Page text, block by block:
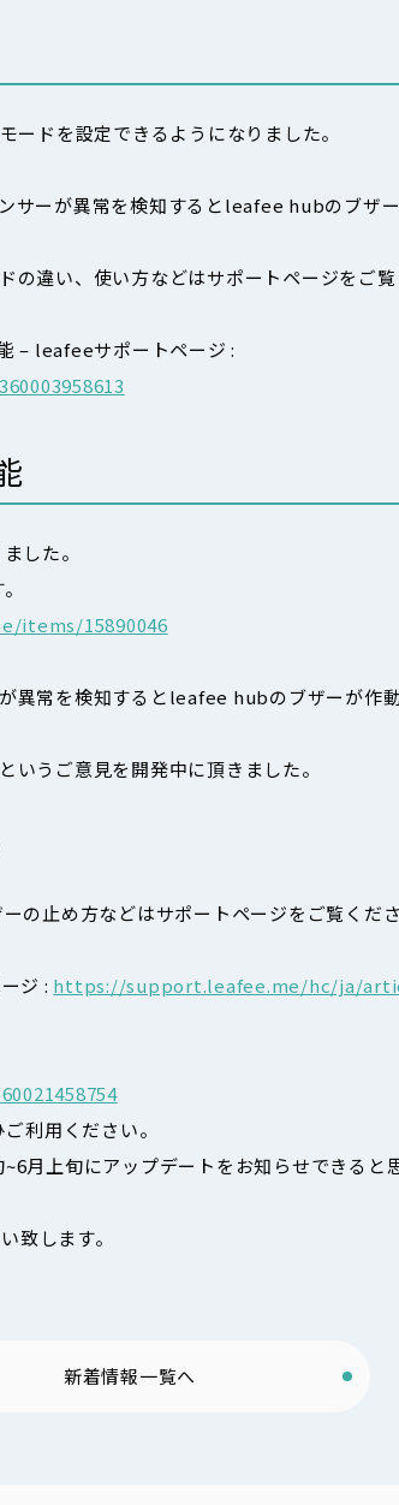
ドを設定できるようになりました。
サーが異常を検知するとleafee hubのブザー
違い、使い方などはサポートページをご覧
– leafeeサポートページ :
した。
items/15890046
異常を検知するとleafee hubのブザーが作動
うご意見を開発中に頂きました。
止め方などはサポートページをご覧くださ
ジ : https://support.leafee.me/hc/ja/
利用ください。
月上旬にアップデートをお知らせできると
致します。
新着情報一覧へ